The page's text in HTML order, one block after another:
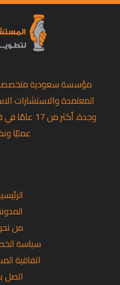
مؤسسة سعودية
المعتمدة والاستشارات
وجدة. أكثر
عمليًا
من
سياسة
اتفاقية
اتصل